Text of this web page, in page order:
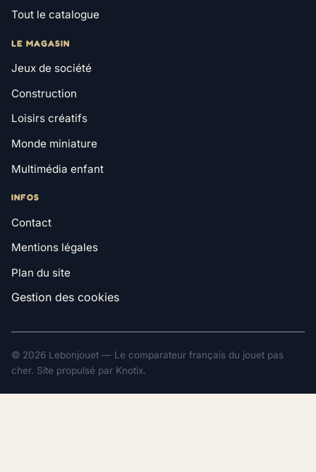
Tout le catalogue
LE MAGASIN
Jeux de société
Construction
Loisirs créatifs
Monde miniature
Multimédia enfant
INFOS
Contact
Mentions légales
Plan du site
Gestion des cookies
© 2026 Lebonjouet — Le comparateur français du jouet pas
cher. Site propulsé par Knotix.